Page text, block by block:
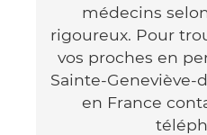
médecins
rigoureux. Pour
vos proches en
Sainte-Geneviève-
en France